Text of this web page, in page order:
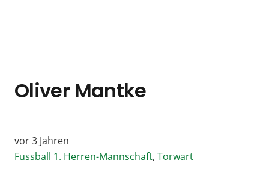
Oliver Mantke
vor 3 Jahren
Fussball 1. Herren-Mannschaft, Torwart